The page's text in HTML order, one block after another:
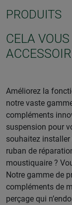
PRODUITS
CELA
Améliorez la
notre vaste
compléments
suspension pour
souhaitez installer
ruban de
moustiquaire ?
Notre gamme de
compléments de
perçage qui